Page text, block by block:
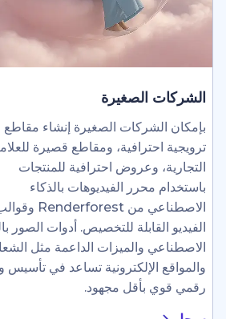
الصغيرة إنشاء مقاطع فيديو
ومقاطع قصيرة للعلامات
احترافية للمنتجات
الفيديوهات بالذكاء
الاصطناعي من Renderforest وقوالب
للتخصيص. أدوات الصور بالذكاء
الداعمة مثل الشعارات
تساعد في تأسيس وجود
مجهود.
مميز
برامج